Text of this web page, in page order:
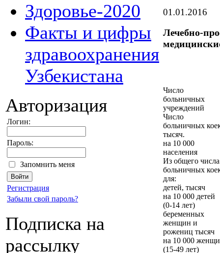
Здоровье-2020
Факты и цифры
здравоохранения
Узбекистана
Авторизация
Логин:
Пароль:
Запомнить меня
Регистрация
Забыли свой пароль?
Подписка на
рассылку
01.01.2016
Лечебно-
Число
больничных
учреждений
Число
больничных
тысяч.
на 10 000
населения
Из общего числа
больничных
для:
детей, тысяч
на 10 000 детей
(0-14 лет)
беременных
женщин и
рожениц тысяч
на 10 000
(15-49 лет)